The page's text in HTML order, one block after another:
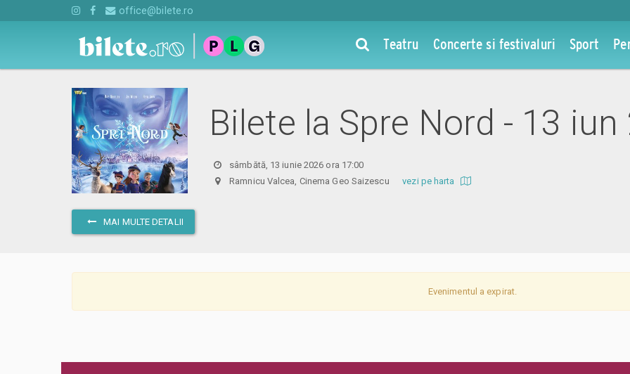
office@bilete.ro
Teatru Concerte si festivaluri Sport
MAI MULTE DETALII
Bilete la Spre Nord - 13 iun
sâmbătă, 13 iunie 2026 ora 17:00
Ramnicu Valcea, Cinema Geo Saizescuvezi pe harta
Evenimentul a expirat.